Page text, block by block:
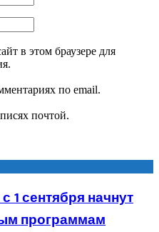
в этом браузере для
по email.
почтой.
1 сентября начнут
программам